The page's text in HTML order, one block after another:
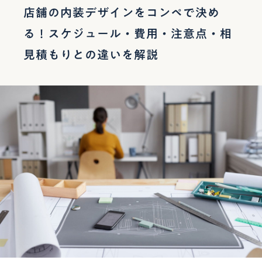
店舗の内装デザインをコンペで決め
る！スケジュール・費用・注意点・相
見積もりとの違いを解説